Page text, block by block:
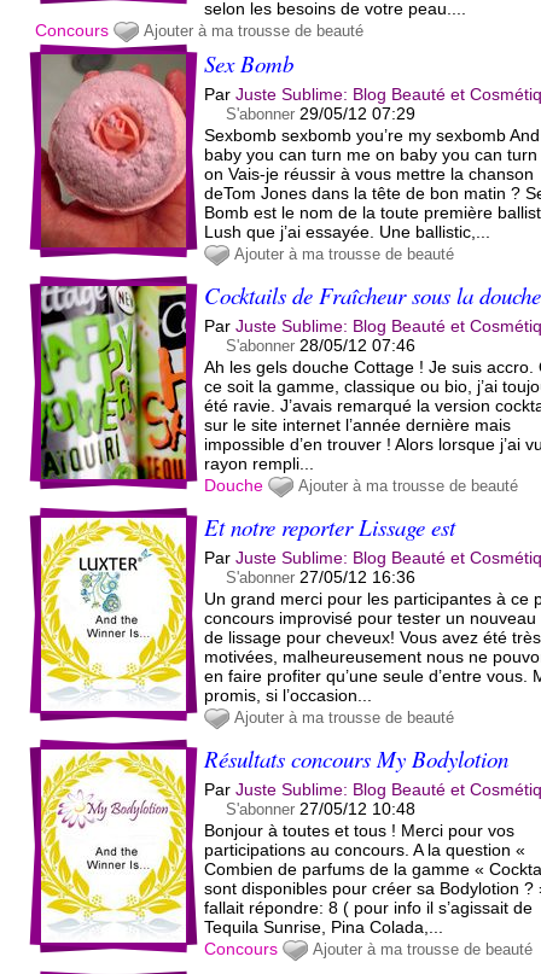
selon les besoins de votre peau....
Concours
Ajouter à ma trousse de beauté
Sex Bomb
ParJuste Sublime: Blog Beauté et
S'abonner 29/05/12 07:29
Sexbomb sexbomb you’re my sexbomb And
baby you can turn me on baby you can
on Vais-je réussir à vous mettre la chanson
deTom Jones dans la tête de bon matin ?
Bomb est le nom de la toute première
Lush que j’ai essayée. Une ballistic,...
Ajouter à ma trousse de beauté
Cocktails de Fraîcheur sous la douche
ParJuste Sublime: Blog Beauté et
S'abonner 28/05/12 07:46
Ah les gels douche Cottage ! Je suis accro.
ce soit la gamme, classique ou bio, j’ai
été ravie. J’avais remarqué la version
sur le site internet l’année dernière mais
impossible d’en trouver ! Alors lorsque j’ai
rayon rempli...
Douche
Ajouter à ma trousse de beauté
Et notre reporter Lissage est
ParJuste Sublime: Blog Beauté et
S'abonner 27/05/12 16:36
Un grand merci pour les participantes à ce
concours improvisé pour tester un nouveau
de lissage pour cheveux! Vous avez été très
motivées, malheureusement nous ne
en faire profiter qu’une seule d’entre vous.
promis, si l’occasion...
Ajouter à ma trousse de beauté
Résultats concours My Bodylotion
ParJuste Sublime: Blog Beauté et
S'abonner 27/05/12 10:48
Bonjour à toutes et tous ! Merci pour vos
participations au concours. A la question «
Combien de parfums de la gamme «
sont disponibles pour créer sa Bodylotion ?
fallait répondre: 8 ( pour info il s’agissait de
Tequila Sunrise, Pina Colada,...
Concours
Ajouter à ma trousse de beauté